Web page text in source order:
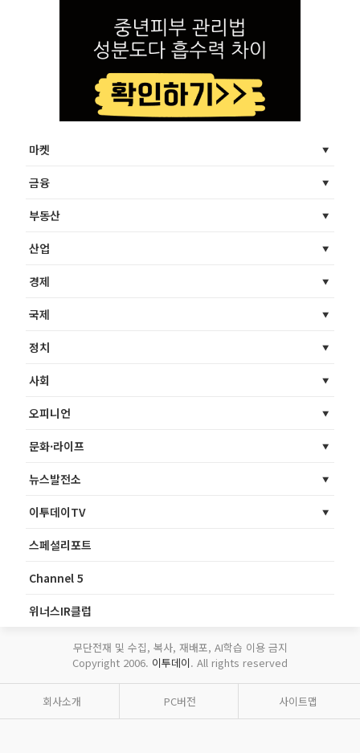
마켓
금융
부동산
산업
경제
국제
정치
사회
오피니언
문화·라이프
뉴스발전소
이투데이TV
스페셜리포트
Channel 5
위너스IR클럽
무단전재 및 수집, 복사, 재배포, AI학습 이용 금지
Copyright 2006. 이투데이. All rights reserved
회사소개 PC버전 사이트맵